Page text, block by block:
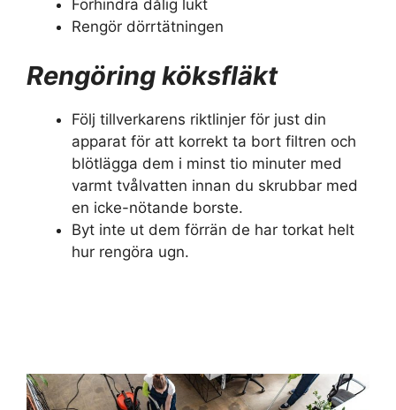
Förhindra dålig lukt
Rengör dörrtätningen
Rengöring köksfläkt
Följ tillverkarens riktlinjer för just din
apparat för att korrekt ta bort filtren och
blötlägga dem i minst tio minuter med
varmt tvålvatten innan du skrubbar med
en icke-nötande borste.
Byt inte ut dem förrän de har torkat helt
hur rengöra ugn.